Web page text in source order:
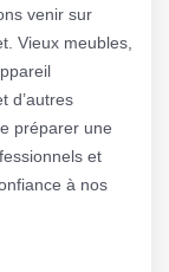
venir sur
Vieux meubles,
d’autres
préparer une
et
à nos